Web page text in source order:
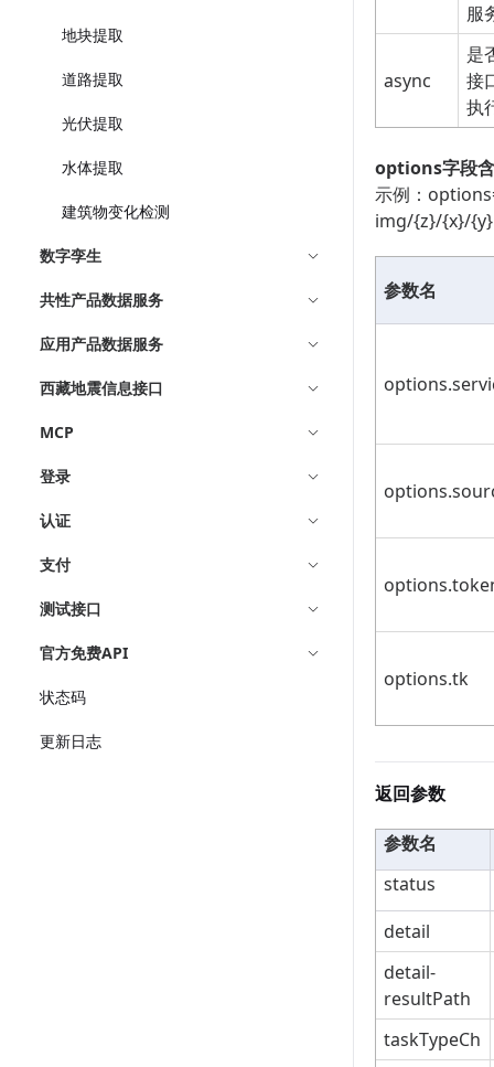
地块提取
道路提取
光伏提取
水体提取
建筑物变化检测
数字孪生
共性产品数据服务
应用产品数据服务
西藏地震信息接口
MCP
登录
认证
支付
测试接口
官方免费API
状态码
更新日志
服
async
是
接
执
options字段
示例：
img/{z}/{x}/
参数名
options.tk
返回参数
参数名
status
detail
detail-
resultPath
taskTypeCh